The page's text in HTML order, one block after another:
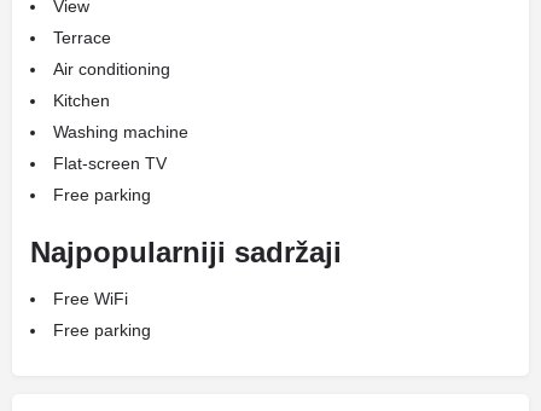
View
Terrace
Air conditioning
Kitchen
Washing machine
Flat-screen TV
Free parking
Najpopularniji sadržaji
Free WiFi
Free parking